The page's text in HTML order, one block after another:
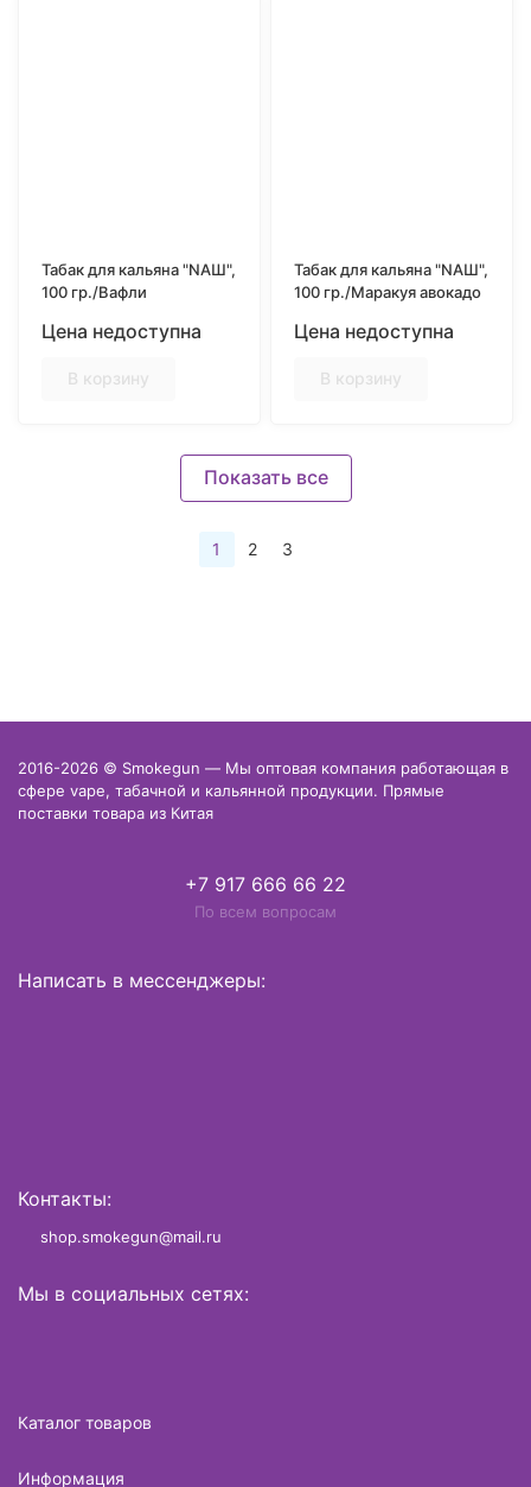
Табак для кальяна "NAШ",
100 гр./Вафли
Цена недоступна
В корзину
Табак для кальяна "NAШ",
100 гр./Маракуя авокадо
Цена недоступна
В корзину
Показать все
1 2 3
2016-2026 © Smokegun — Мы оптовая компания работающая в
сфере vape, табачной и кальянной продукции. Прямые
поставки товара из Китая
+7 917 666 66 22
По всем вопросам
Написать в мессенджеры:
Контакты:
shop.smokegun@mail.ru
Мы в социальных сетях:
Каталог товаров
Информация